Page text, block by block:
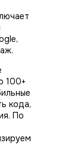
100+
кода,
По